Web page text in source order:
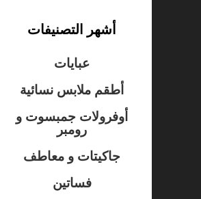
أشهر التصنيفات
عبايات
أطقم ملابس نسائية
أوفرولات جمبسوت و
رومبر
جاكيتات و معاطف
فساتين